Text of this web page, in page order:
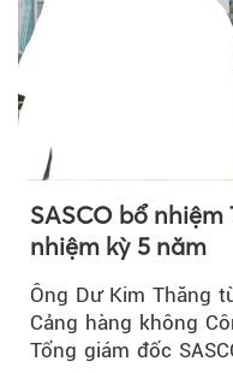
SASCO bổ
nhiệm kỳ 5 năm
Ông Dư Kim Thăng
Cảng hàng không
Tổng giám đốc